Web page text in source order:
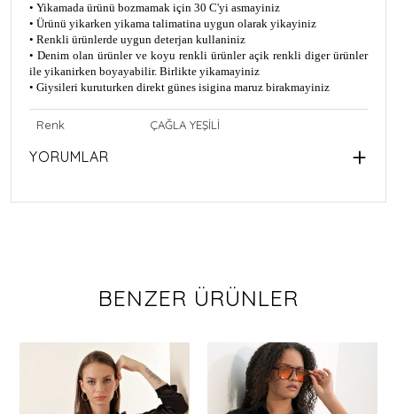
• Yikamada ürünü bozmamak için 30 C'yi asmayiniz
• Ürünü yikarken yikama talimatina uygun olarak yikayiniz
• Renkli ürünlerde uygun deterjan kullaniniz
• Denim olan ürünler ve koyu renkli ürünler açik renkli diger ürünler
ile yikanirken boyayabilir. Birlikte yikamayiniz
• Giysileri kuruturken direkt günes isigina maruz birakmayiniz
Renk ÇAĞLA YEŞİLİ
YORUMLAR
BENZER ÜRÜNLER